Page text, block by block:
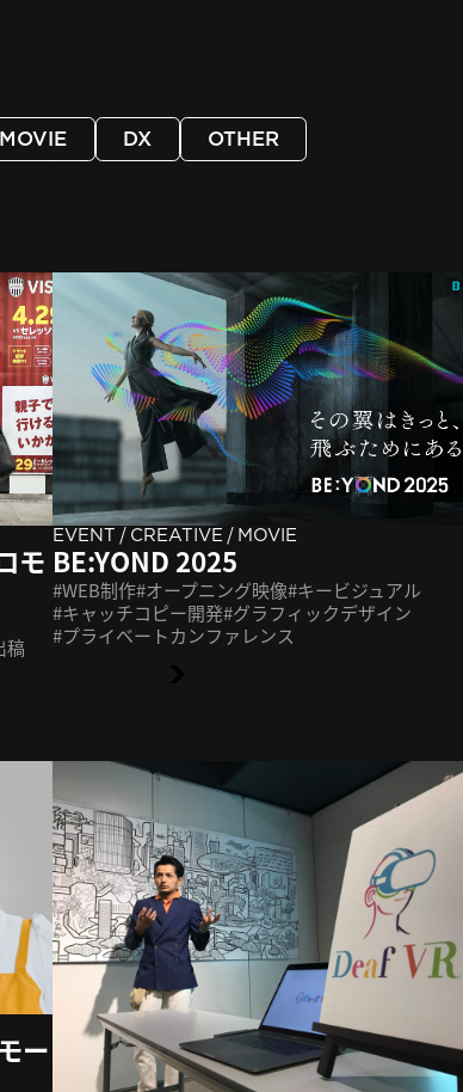
MOVIE DX OTHER
モ
稿
EVENT/CREATIVE /MOVIE
BE:YOND 2025
WEB制作 オープニング映像 キービジュアル
キャッチコピー開発 グラフィックデザイン
プライベートカンファレンス
ー